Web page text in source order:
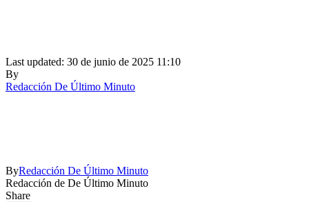
Last updated: 30 de junio de 2025 11:10
By
Redacción De Último Minuto
ByRedacción De Último Minuto
Redacción de De Último Minuto
Share